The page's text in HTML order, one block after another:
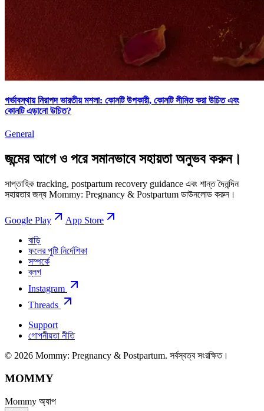
গর্ভাবস্থায় নিরাপদ ভারতীয় মশলা: কোনটি উপকারী, কোনটি সীমিত করা উচিত এবং
কোনটি এড়ানো উচিত?
General
জন্মের আগে ও পরে সমানভাবে সহায়তা অনুভব করুন।
সাপ্তাহিক tracking, postpartum recovery guidance এবং শান্ত দৈনন্দিন
সহায়তার জন্য Mommy: Pregnancy & Postpartum ডাউনলোড করুন।
Google Play
App Store
বাড়ি
ফলের পুষ্টি নির্দেশিকা
সম্পর্কে
ব্লগ
Instagram
Threads
Support
গোপনীয়তা নীতি
© 2026 Mommy: Pregnancy & Postpartum. সর্বস্বত্ব সংরক্ষিত।
MOMMY
Mommy অ্যাপ